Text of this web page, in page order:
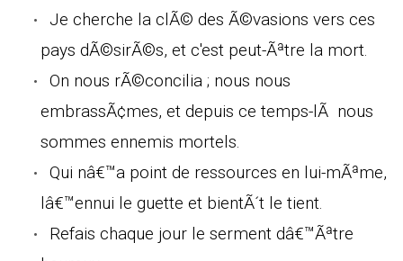
Je cherche la clÃ© des Ã©vasions vers ces
pays dÃ©sirÃ©s, et c'est peut-Ãªtre la mort.
On nous rÃ©concilia ; nous nous
embrassÃ¢mes, et depuis ce temps-lÃ nous
sommes ennemis mortels.
Qui nâ€™a point de ressources en lui-mÃªme,
lâ€™ennui le guette et bientÃ´t le tient.
Refais chaque jour le serment dâ€™Ãªtre